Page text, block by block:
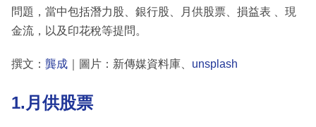
問題，當中包括潛力股、銀行股、月供股票、損益表 、現
金流，以及印花稅等提問。
撰文： 龔成 ｜圖片：新傳媒資料庫、 unsplash
1.月供股票